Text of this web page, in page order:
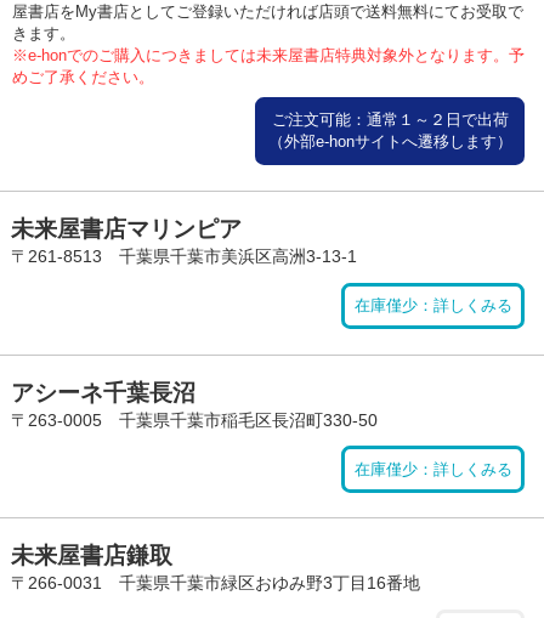
屋書店をMy書店としてご登録いただければ店頭で送料無料にてお受取で
きます。
※e-honでのご購入につきましては未来屋書店特典対象外となります。予
めご了承ください。
ご注文可能：通常１～２日で出荷
（外部e-honサイトへ遷移します）
未来屋書店マリンピア
〒261-8513 千葉県千葉市美浜区高洲3-13-1
在庫僅少：詳しくみる
アシーネ千葉長沼
〒263-0005 千葉県千葉市稲毛区長沼町330-50
在庫僅少：詳しくみる
未来屋書店鎌取
〒266-0031 千葉県千葉市緑区おゆみ野3丁目16番地